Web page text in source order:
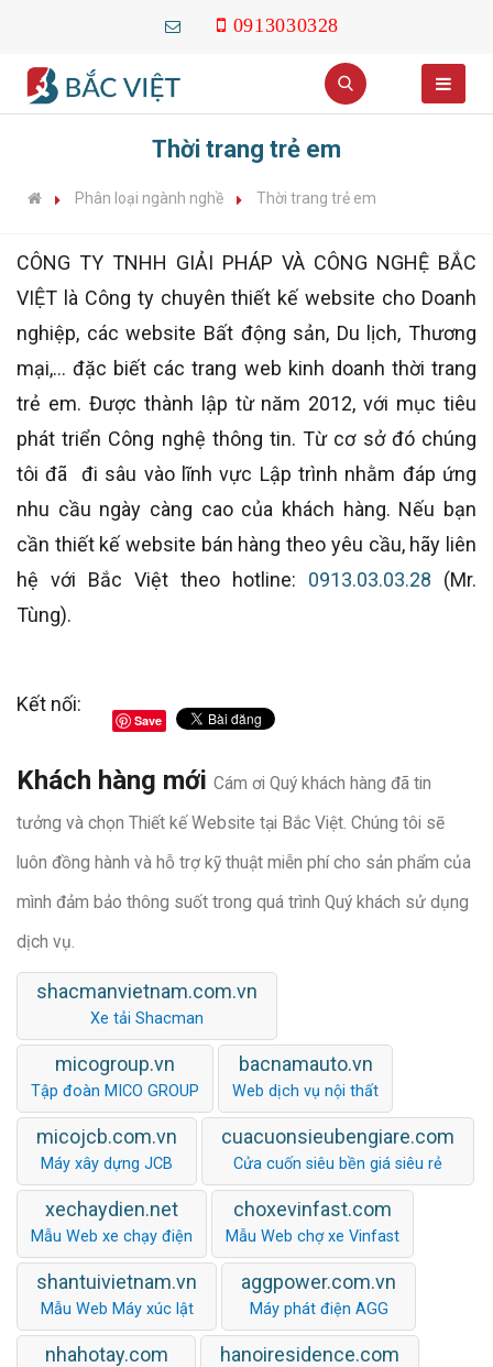
0913030328
Thời trang trẻ em
Phân loại ngành nghề Thời trang trẻ em
CÔNG TY TNHH GIẢI PHÁP VÀ CÔNG NGHỆ BẮC
VIỆT là Công ty chuyên thiết kế website cho Doanh
nghiệp, các website Bất động sản, Du lịch, Thương
mại,... đặc biết các trang web kinh doanh thời trang
trẻ em. Được thành lập từ năm 2012, với mục tiêu
phát triển Công nghệ thông tin. Từ cơ sở đó chúng
tôi đã đi sâu vào lĩnh vực Lập trình nhằm đáp ứng
nhu cầu ngày càng cao của khách hàng. Nếu bạn
cần thiết kế website bán hàng theo yêu cầu, hãy liên
hệ với Bắc Việt theo hotline: 0913.03.03.28 (Mr.
Tùng).
Kết nối:
Save
Khách hàng mới Cám ơi Quý khách hàng đã tin
tưởng và chọn Thiết kế Website tại Bắc Việt. Chúng tôi sẽ
luôn đồng hành và hỗ trợ kỹ thuật miễn phí cho sản phẩm của
mình đảm bảo thông suốt trong quá trình Quý khách sử dụng
dịch vụ.
shacmanvietnam.com.vn
Xe tải Shacman
micogroup.vn
Tập đoàn MICO GROUP
bacnamauto.vn
Web dịch vụ nội thất
micojcb.com.vn
Máy xây dựng JCB
cuacuonsieubengiare.com
Cửa cuốn siêu bền giá siêu rẻ
xechaydien.net
Mẫu Web xe chạy điện
choxevinfast.com
Mẫu Web chợ xe Vinfast
shantuivietnam.vn
Mẫu Web Máy xúc lật
aggpower.com.vn
Máy phát điện AGG
nhahotay.com hanoiresidence.com